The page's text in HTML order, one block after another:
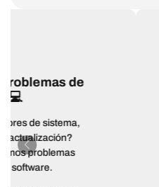
Arreglo de
¿Tu Honor tiene
Reparamos o
para que vuelvas a